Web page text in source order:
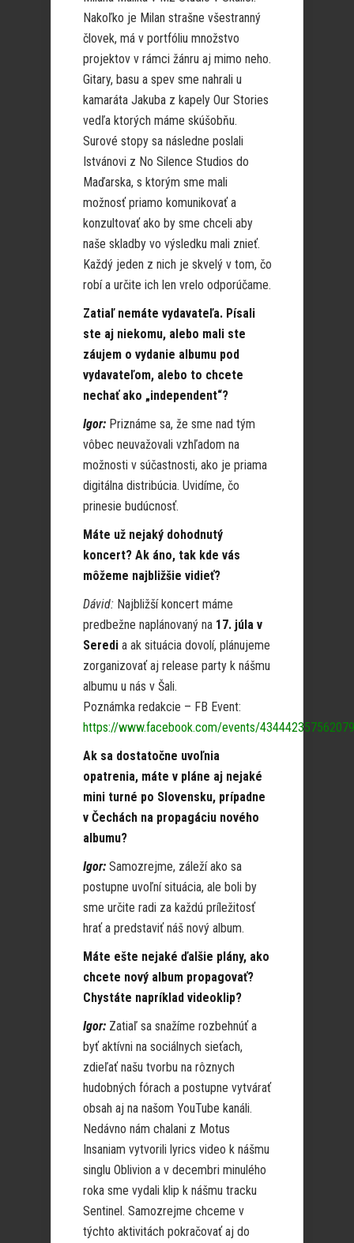
Nakoľko je Milan strašne všestranný
človek, má v portfóliu množstvo
projektov v rámci žánru aj mimo neho.
Gitary, basu a spev sme nahrali u
kamaráta Jakuba z kapely Our Stories
vedľa ktorých máme skúšobňu.
Surové stopy sa následne poslali
Istvánovi z No Silence Studios do
Maďarska, s ktorým sme mali
možnosť priamo komunikovať a
konzultovať ako by sme chceli aby
naše skladby vo výsledku mali znieť.
Každý jeden z nich je skvelý v tom, čo
robí a určite ich len vrelo odporúčame.
Zatiaľ nemáte vydavateľa. Písali
ste aj niekomu, alebo mali ste
záujem o vydanie albumu pod
vydavateľom, alebo to chcete
nechať ako „independent“?
Igor: Priznáme sa, že sme nad tým
vôbec neuvažovali vzhľadom na
možnosti v súčastnosti, ako je priama
digitálna distribúcia. Uvidíme, čo
prinesie budúcnosť.
Máte už nejaký dohodnutý
koncert? Ak áno, tak kde vás
môžeme najbližšie vidieť?
Dávid: Najbližší koncert máme
predbežne naplánovaný na 17. júla v
Seredi a ak situácia dovolí, plánujeme
zorganizovať aj release party k nášmu
albumu u nás v Šali.
Poznámka redakcie – FB Event:
https://www.facebook.com/events/
Ak sa dostatočne uvoľnia
opatrenia, máte v pláne aj nejaké
mini turné po Slovensku, prípadne
v Čechách na propagáciu nového
albumu?
Igor: Samozrejme, záleží ako sa
postupne uvoľní situácia, ale boli by
sme určite radi za každú príležitosť
hrať a predstaviť náš nový album.
Máte ešte nejaké ďalšie plány, ako
chcete nový album propagovať?
Chystáte napríklad videoklip?
Igor: Zatiaľ sa snažíme rozbehnúť a
byť aktívni na sociálnych sieťach,
zdieľať našu tvorbu na rôznych
hudobných fórach a postupne vytvárať
obsah aj na našom YouTube kanáli.
Nedávno nám chalani z Motus
Insaniam vytvorili lyrics video k nášmu
singlu Oblivion a v decembri minulého
roka sme vydali klip k nášmu tracku
Sentinel. Samozrejme chceme v
týchto aktivitách pokračovať aj do